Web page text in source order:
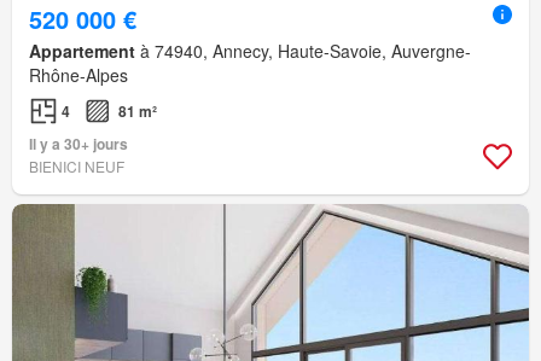
520 000 €
Appartement à 74940, Annecy, Haute-Savoie, Auvergne-
Rhône-Alpes
4
81 m²
Il y a 30+ jours
BIENICI NEUF